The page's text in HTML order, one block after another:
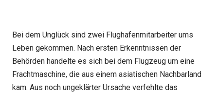
Bei dem Unglück sind zwei Flughafenmitarbeiter ums
Leben gekommen. Nach ersten Erkenntnissen der
Behörden handelte es sich bei dem Flugzeug um eine
Frachtmaschine, die aus einem asiatischen Nachbarland
kam. Aus noch ungeklärter Ursache verfehlte das